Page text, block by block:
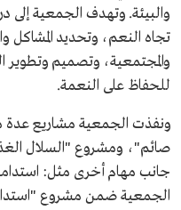
والبيئة. وتهدف الجمعية إلى
تجاه النعم، وتحديد المشاكل
والمجتمعية، وتصميم وتطوير
للحفاظ على النعمة.
ونفذت الجمعية مشاريع عدة
صائم"، ومشروع "السلال
جانب مهام أخرى مثل: